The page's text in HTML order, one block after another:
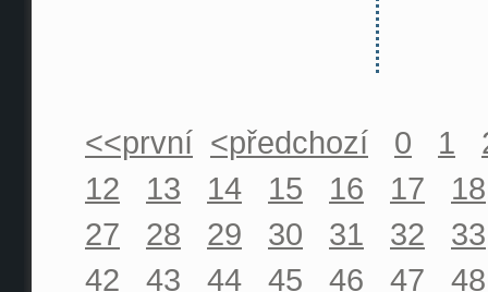
<<první <předchozí 0 1
12
13 14 15 16 17
18
27
28 29 30 31 32
33
42
43 44 45 46 47
48